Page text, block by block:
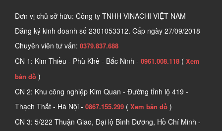
Đơn vị chủ sở hữu: Công ty TNHH VINACHI VIỆT NAM
Đăng ký kinh doanh số 2301053312. Cấp ngày 27/09/2018
Chuyên viên tư vấn: 0379.837.688
CN 1: Kim Thiều - Phù Khê - Bắc Ninh - 0961.008.118 ( Xem
bản đồ )
CN 2: Khu công nghiệp Kim Quan - Đường tỉnh lộ 419 -
Thạch Thất - Hà Nội - 0867.155.299 ( Xem bản đồ )
CN 3: 5/222 Thuận Giao, Đại lộ Bình Dương, Hồ Chí Minh -